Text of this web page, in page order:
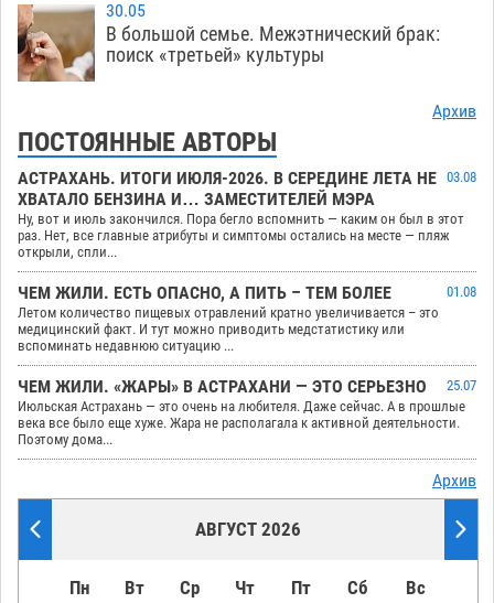
30.05
В большой семье. Межэтнический брак:
поиск «третьей» культуры
Архив
ПОСТОЯННЫЕ АВТОРЫ
АСТРАХАНЬ. ИТОГИ ИЮЛЯ-2026. В СЕРЕДИНЕ ЛЕТА НЕ
ХВАТАЛО БЕНЗИНА И… ЗАМЕСТИТЕЛЕЙ МЭРА
03.08
Ну, вот и июль закончился. Пора бегло вспомнить — каким он был в этот
раз. Нет, все главные атрибуты и симптомы остались на месте — пляж
открыли, спли...
ЧЕМ ЖИЛИ. ЕСТЬ ОПАСНО, А ПИТЬ – ТЕМ БОЛЕЕ
01.08
Летом количество пищевых отравлений кратно увеличивается – это
медицинский факт. И тут можно приводить медстатистику или
вспоминать недавнюю ситуацию ...
ЧЕМ ЖИЛИ. «ЖАРЫ» В АСТРАХАНИ — ЭТО СЕРЬЕЗНО
25.07
Июльская Астрахань — это очень на любителя. Даже сейчас. А в прошлые
века все было еще хуже. Жара не располагала к активной деятельности.
Поэтому дома...
Архив
АВГУСТ 2026
Пн Вт Ср Чт Пт Сб Вс